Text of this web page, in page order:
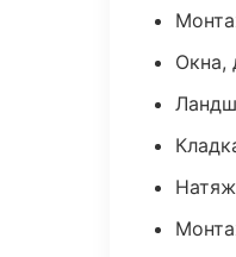
Окна,